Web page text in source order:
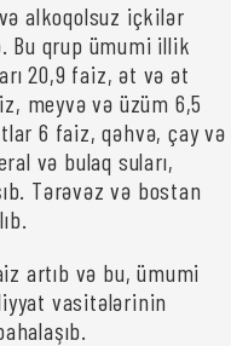
alkoqolsuz içkilər
Bu qrup ümumi illik
20,9 faiz, ət və ət
meyvə və üzüm 6,5
6 faiz, qəhvə, çay və
və bulaq suları,
Tərəvəz və bostan
artıb və bu, ümumi
vasitələrinin